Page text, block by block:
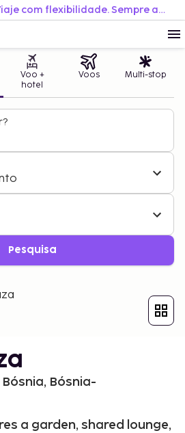
Reserve facilmente. Viaje com flexibilidade. Sempre ao melhor preço.
Voo +
hotel
Voos Multi-stop
Pesquisa
Bósnia-
a garden, shared lounge,